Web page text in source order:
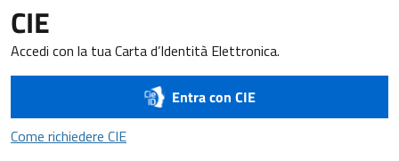
CIE
Accedi con la tua Carta d’Identità Elettronica.
Entra con CIE
Come richiedere CIECome richiedere CIE